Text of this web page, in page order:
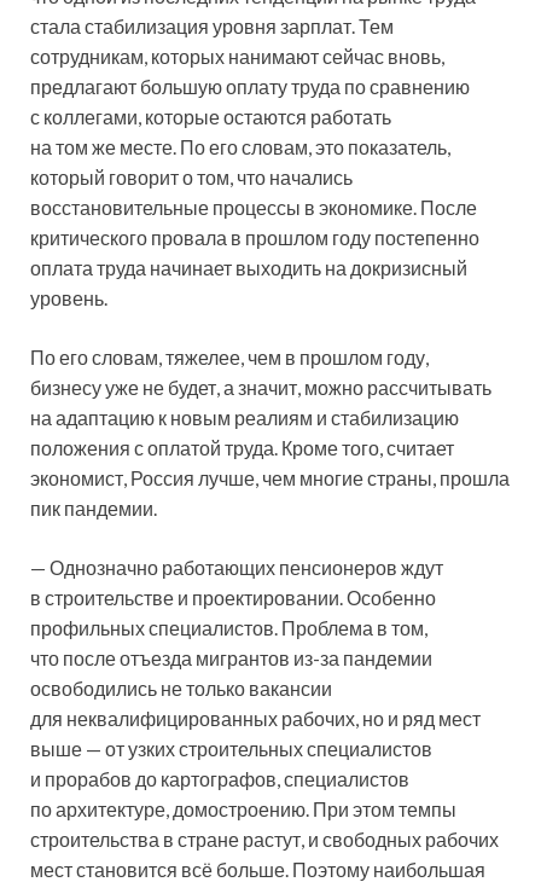
стала стабилизация уровня зарплат. Тем
сотрудникам, которых нанимают сейчас вновь,
предлагают большую оплату труда по сравнению
с коллегами, которые остаются работать
на том же месте. По его словам, это показатель,
который говорит о том, что начались
восстановительные процессы в экономике. После
критического провала в прошлом году постепенно
оплата труда начинает выходить на докризисный
уровень.
По его словам, тяжелее, чем в прошлом году,
бизнесу уже не будет, а значит, можно рассчитывать
на адаптацию к новым реалиям и стабилизацию
положения с оплатой труда. Кроме того, считает
экономист, Россия лучше, чем многие страны, прошла
пик пандемии.
— Однозначно работающих пенсионеров ждут
в строительстве и проектировании. Особенно
профильных специалистов. Проблема в том,
что после отъезда мигрантов из-за пандемии
освободились не только вакансии
для неквалифицированных рабочих, но и ряд мест
выше — от узких строительных специалистов
и прорабов до картографов, специалистов
по архитектуре, домостроению. При этом темпы
строительства в стране растут, и свободных рабочих
мест становится всё больше. Поэтому наибольшая